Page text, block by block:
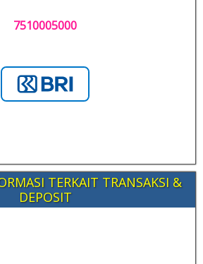
7510005000
TERKAIT TRANSAKSI &
DEPOSIT